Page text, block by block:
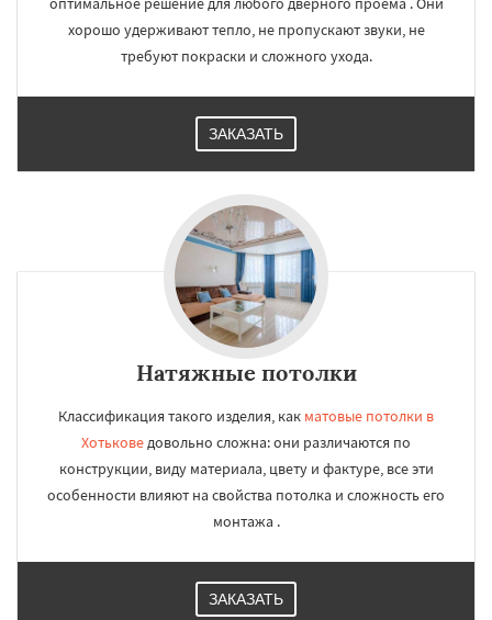
хорошо удерживают тепло, не пропускают звуки, не
требуют покраски и сложного ухода.
ЗАКАЗАТЬ
Натяжные потолки
Классификация такого изделия, как матовые потолки в
Хотьковедовольно сложна: они различаются по
конструкции, виду материала, цвету и фактуре, все эти
особенности влияют на свойства потолка и сложность его
монтажа .
ЗАКАЗАТЬ